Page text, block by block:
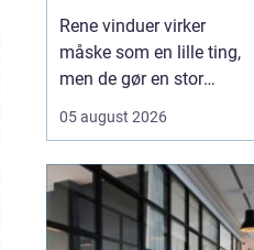
Rene vinduer virker
måske som en lille ting,
men de gør en stor
arbejdsmiljø og privatliv.
ind, rummene virker
større, og både
medarbejdere, kunder og
05 august 2026